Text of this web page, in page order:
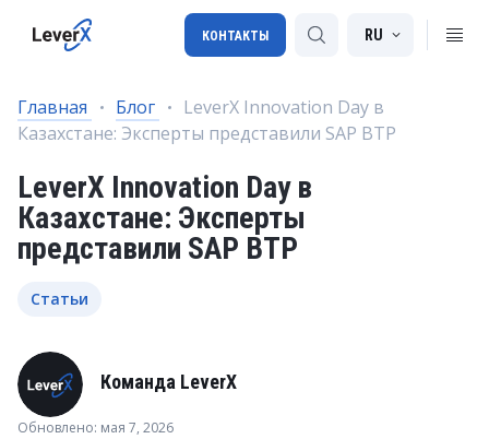
Лицензии SAP
SAP BTP
SAP Transportation Management
SAP SuccessFactors
RU
КОНТАКТЫ
Главная Блог
LeverX Innovation Day в
Казахстане: Эксперты представили SAP BTP
LeverX Innovation Day в
Казахстане: Эксперты
представили SAP BTP
Статьи
Команда LeverX
Обновлено: мая 7, 2026